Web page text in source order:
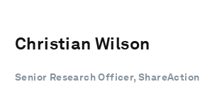
Christian Wilson
Senior Research Officer, ShareAction